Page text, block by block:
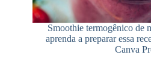
Smoothie termogênico de
aprenda a preparar essa
Canva